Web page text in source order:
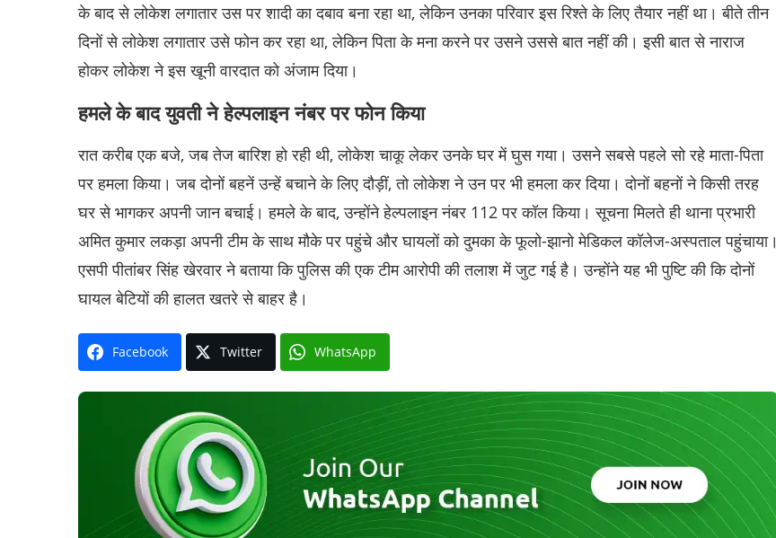
के बाद से लोकेश लगातार उस पर शादी का दबाव बना रहा था, लेकिन उनका परिवार इस रिश्ते के लिए तैयार नहीं था। बीते तीन
दिनों से लोकेश लगातार उसे फोन कर रहा था, लेकिन पिता के मना करने पर उसने उससे बात नहीं की। इसी बात से नाराज
होकर लोकेश ने इस खूनी वारदात को अंजाम दिया।
हमले के बाद युवती ने हेल्पलाइन नंबर पर फोन किया
रात करीब एक बजे, जब तेज बारिश हो रही थी, लोकेश चाकू लेकर उनके घर में घुस गया। उसने सबसे पहले सो रहे माता-पिता
पर हमला किया। जब दोनों बहनें उन्हें बचाने के लिए दौड़ीं, तो लोकेश ने उन पर भी हमला कर दिया। दोनों बहनों ने किसी तरह
घर से भागकर अपनी जान बचाई। हमले के बाद, उन्होंने हेल्पलाइन नंबर 112 पर कॉल किया। सूचना मिलते ही थाना प्रभारी
अमित कुमार लकड़ा अपनी टीम के साथ मौके पर पहुंचे और घायलों को दुमका के फूलो-झानो मेडिकल कॉलेज-अस्पताल पहुंचाया।
एसपी पीतांबर सिंह खेरवार ने बताया कि पुलिस की एक टीम आरोपी की तलाश में जुट गई है। उन्होंने यह भी पुष्टि की कि दोनों
घायल बेटियों की हालत खतरे से बाहर है।
Facebook Twitter WhatsApp